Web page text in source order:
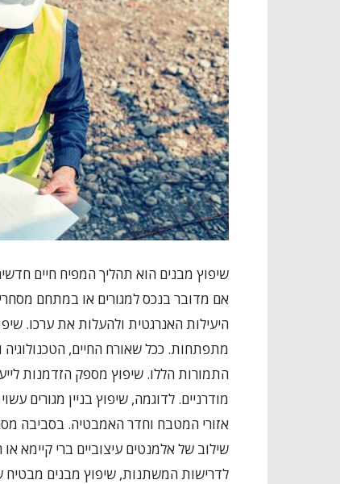
שיפוץ מבנים הוא תהליך המפיח חיים
אם מדובר בנכס למגורים או במתחם
היעילות האנרגטית ולהעלות את ערכו.
מתפתחות. ככל שאורח החיים, הטכנולוגיה
התמורות הללו. שיפוץ מספק הזדמנות
מודרניים. לדוגמה, שיפוץ בניין מגורים
אזורי המטבח וחדר האמבטיה. בסביבה
שילוב של אלמנטים עיצוביים ברי קיימא
לדרישות המשתנות, שיפוץ מבנים מבטיח